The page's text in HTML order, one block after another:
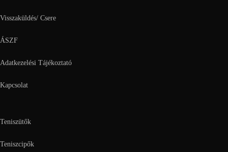
Visszaküldés/ Csere
ÁSZF
Adatkezelési Tájékoztató
Kapcsolat
Teniszütők
Teniszcipők